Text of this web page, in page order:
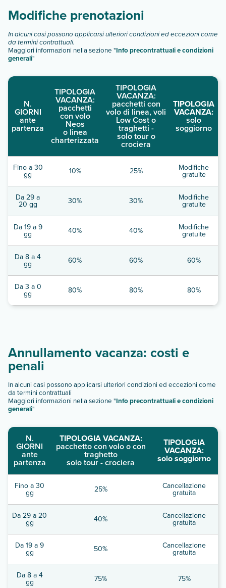
Modifiche prenotazioni
In alcuni casi possono applicarsi ulteriori condizioni ed eccezioni come
da termini contrattuali.
Maggiori informazioni nella sezione "Info precontrattuali e condizioni
generali"
N.
GIORNI
ante
partenza
TIPOLOGIA
VACANZA:
pacchetti
con volo
Neos
o linea
charterizzata
TIPOLOGIA
VACANZA:
pacchetti con
volo di linea, voli
Low Cost o
traghetti -
solo tour o
crociera
TIPOLOGIA
VACANZA:
solo
soggiorno
Fino a 30
gg 10% 25% Modifiche
gratuite
Da 29 a
20 gg 30% 30% Modifiche
gratuite
Da 19 a 9
gg 40% 40% Modifiche
gratuite
Da 8 a 4
gg 60% 60% 60%
Da 3 a 0
gg 80% 80% 80%
Annullamento vacanza: costi e
penali
In alcuni casi possono applicarsi ulteriori condizioni ed eccezioni come
da termini contrattuali
Maggiori informazioni nella sezione "Info precontrattuali e condizioni
generali"
N.
GIORNI
ante
partenza
TIPOLOGIA VACANZA:
pacchetto con volo o con
traghetto
solo tour - crociera
TIPOLOGIA
VACANZA:
solo soggiorno
Fino a 30
gg 25% Cancellazione
gratuita
Da 29 a 20
gg 40% Cancellazione
gratuita
Da 19 a 9
gg 50% Cancellazione
gratuita
Da 8 a 4
gg 75% 75%